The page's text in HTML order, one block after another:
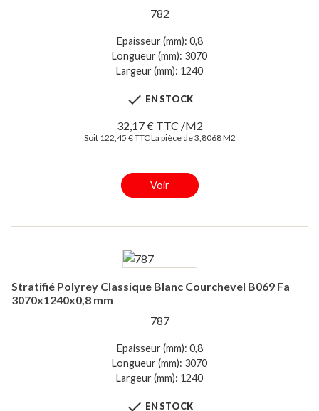
782
Epaisseur (mm): 0,8
Longueur (mm): 3070
Largeur (mm): 1240
 EN STOCK
32,17 € TTC /M2
Soit 122,45 € TTC La pièce de 3,8068 M2
Voir
Stratifié Polyrey Classique Blanc Courchevel B069 Fa
3070x1240x0,8 mm
787
Epaisseur (mm): 0,8
Longueur (mm): 3070
Largeur (mm): 1240
 EN STOCK